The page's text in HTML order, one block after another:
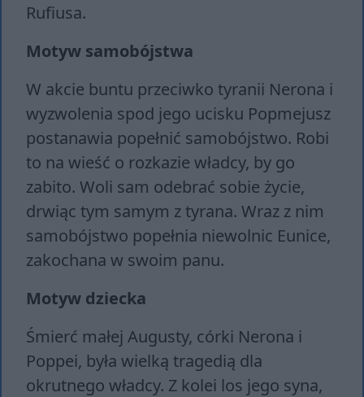
Rufiusa.
Motyw samobójstwa
W akcie buntu przeciwko tyranii Nerona i
wyzwolenia spod jego ucisku Popmejusz
postanawia popełnić samobójstwo. Robi
to na wieść o rozkazie władcy, by go
zabito. Woli sam odebrać sobie życie,
drwiąc tym samym z tyrana. Wraz z nim
samobójstwo popełnia niewolnic Eunice,
zakochana w swoim panu.
Motyw dziecka
Śmierć małej Augusty, córki Nerona i
Poppei, była wielką tragedią dla
okrutnego władcy. Z kolei los jego syna,